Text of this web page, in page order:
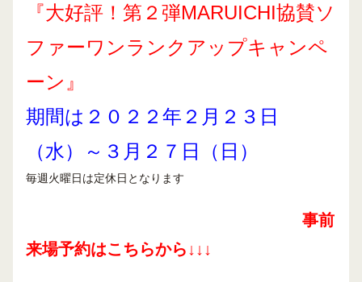
『大好評！第２弾MARUICHI協賛ソ
ファーワンランクアップキャンペ
ーン』
期間は２０２２年２月２３日
（水）～３月２７日（日）
毎週火曜日は定休日となります
事前
来場予約はこちらから↓↓↓